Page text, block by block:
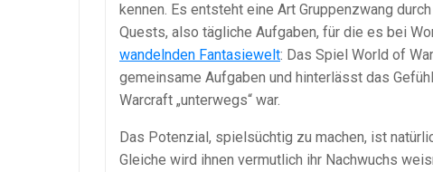
kennen. Es entsteht eine Art Gruppenzwang
Quests, also tägliche Aufgaben, für die es bei
wandelnden Fantasiewelt: Das Spiel World of
gemeinsame Aufgaben und hinterlässt das
Warcraft „unterwegs“ war.
Das Potenzial, spielsüchtig zu machen, ist
Gleiche wird ihnen vermutlich ihr Nachwuchs